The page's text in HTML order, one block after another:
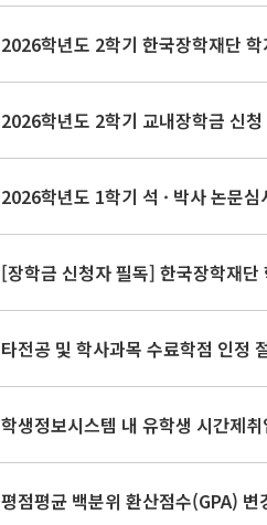
2026학년도 2학기 한국장학재단
2026학년도 2학기 교내장학금 신
2026학년도 1학기 석 · 박사 논
[장학금 신청자 필독] 한국장학재단
타전공 및 학사과목 수료학점 인정
학생정보시스템 내 유학생 시간제
평점평균 백분위 환산점수(GPA) 변